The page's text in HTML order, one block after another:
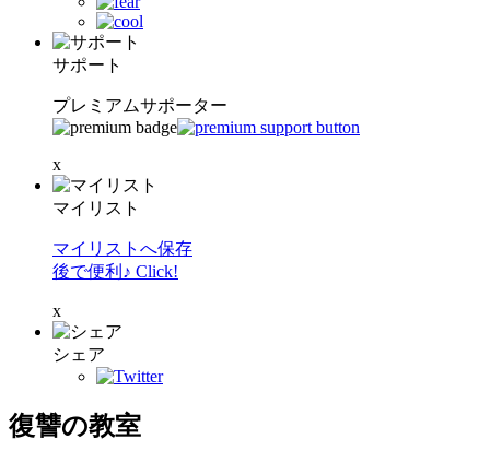
サポート
プレミアムサポーター
x
マイリスト
マイリストへ保存
後で便利♪ Click!
x
シェア
復讐の教室